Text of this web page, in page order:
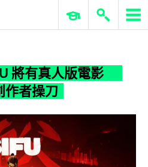
ERP 與商業 AI
將有真人版電影
者操刀